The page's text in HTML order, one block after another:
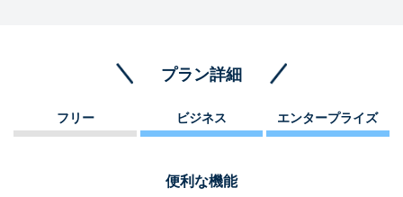
プラン詳細
フリー ビジネス エンタープライズ
便利な機能